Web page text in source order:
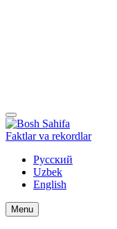
Faktlar va rekordlar
Русский
Uzbek
English
Menu